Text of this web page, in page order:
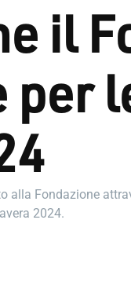
il
alla Fondazione
2024.